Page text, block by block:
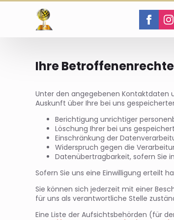
Ihre Betroffenenrechte
Unter den angegebenen Kontaktdaten
Auskunft über Ihre bei uns
Berichtigung unrichtiger
Löschung Ihrer bei uns
Einschränkung der
Widerspruch gegen die
Datenübertragbarkeit, sofern Sie
Sofern Sie uns eine Einwilligung erteilt
Sie können sich jederzeit mit einer
für uns als verantwortliche Stelle
Eine Liste der Aufsichtsbehörden (für